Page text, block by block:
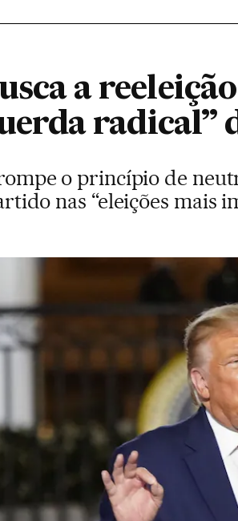
a
radical”
o princípio de
nas “eleições mais